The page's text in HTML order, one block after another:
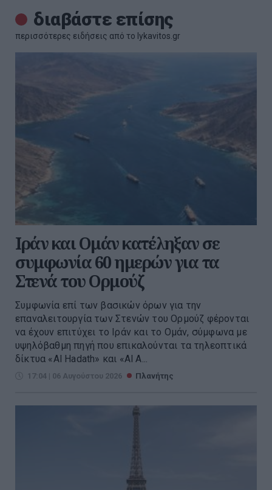
διαβάστε επίσης
περισσότερες ειδήσεις από το lykavitos.gr
Ιράν και Ομάν κατέληξαν σε
συμφωνία 60 ημερών για τα
Στενά του Ορμούζ
Συμφωνία επί των βασικών όρων για την
επαναλειτουργία των Στενών του Ορμούζ φέρονται
να έχουν επιτύχει το Ιράν και το Ομάν, σύμφωνα με
υψηλόβαθμη πηγή που επικαλούνται τα τηλεοπτικά
δίκτυα «Al Hadath» και «Al A...
17:04 | 06 Αυγούστου 2026 Πλανήτης